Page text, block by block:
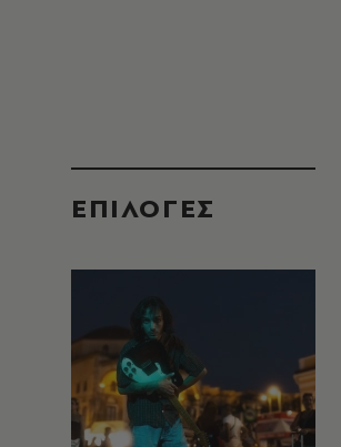
EΠΙΛΟΓΈΣ